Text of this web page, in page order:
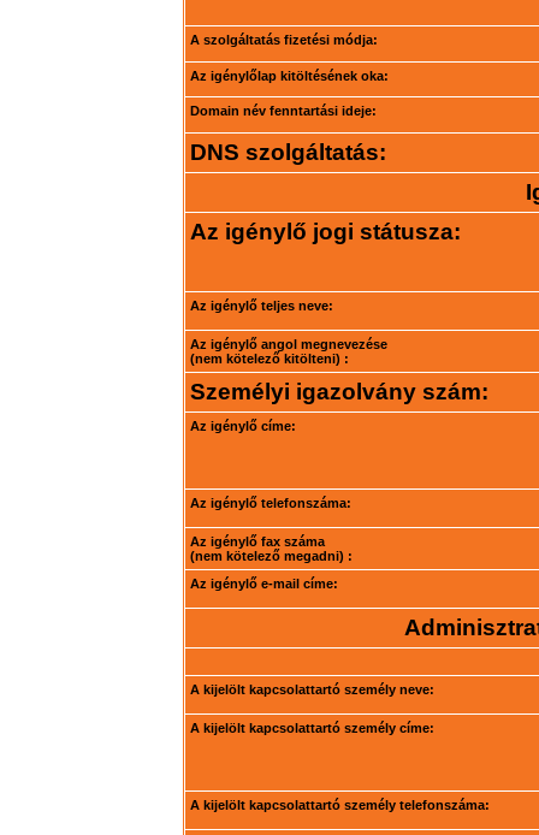
A szolgáltatás fizetési módja:
Az igénylőlap kitöltésének oka:
Domain név fenntartási ideje:
DNS szolgáltatás:
Az igénylő jogi státusza:
Az igénylő teljes neve:
Az igénylő angol megnevezése
(nem kötelező kitölteni) :
Személyi igazolvány szám:
Az igénylő címe:
Az igénylő telefonszáma:
Az igénylő fax száma
(nem kötelező megadni) :
Az igénylő e-mail címe:
A kijelölt kapcsolattartó személy neve:
A kijelölt kapcsolattartó személy címe:
A kijelölt kapcsolattartó személy telefonszáma: